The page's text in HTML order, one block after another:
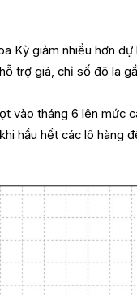
Kỳ giảm nhiều hơn
trợ giá, chỉ số đô la
vào tháng 6 lên mức
hầu hết các lô hàng